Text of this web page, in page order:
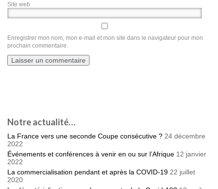
Site web
Enregistrer mon nom, mon e-mail et mon site dans le navigateur pour mon
prochain commentaire.
Notre actualité…
La France vers une seconde Coupe consécutive ? 24 décembre
2022
Événements et conférences à venir en ou sur l’Afrique 12 janvier
2022
La commercialisation pendant et après la COVID-19 22 juillet
2020